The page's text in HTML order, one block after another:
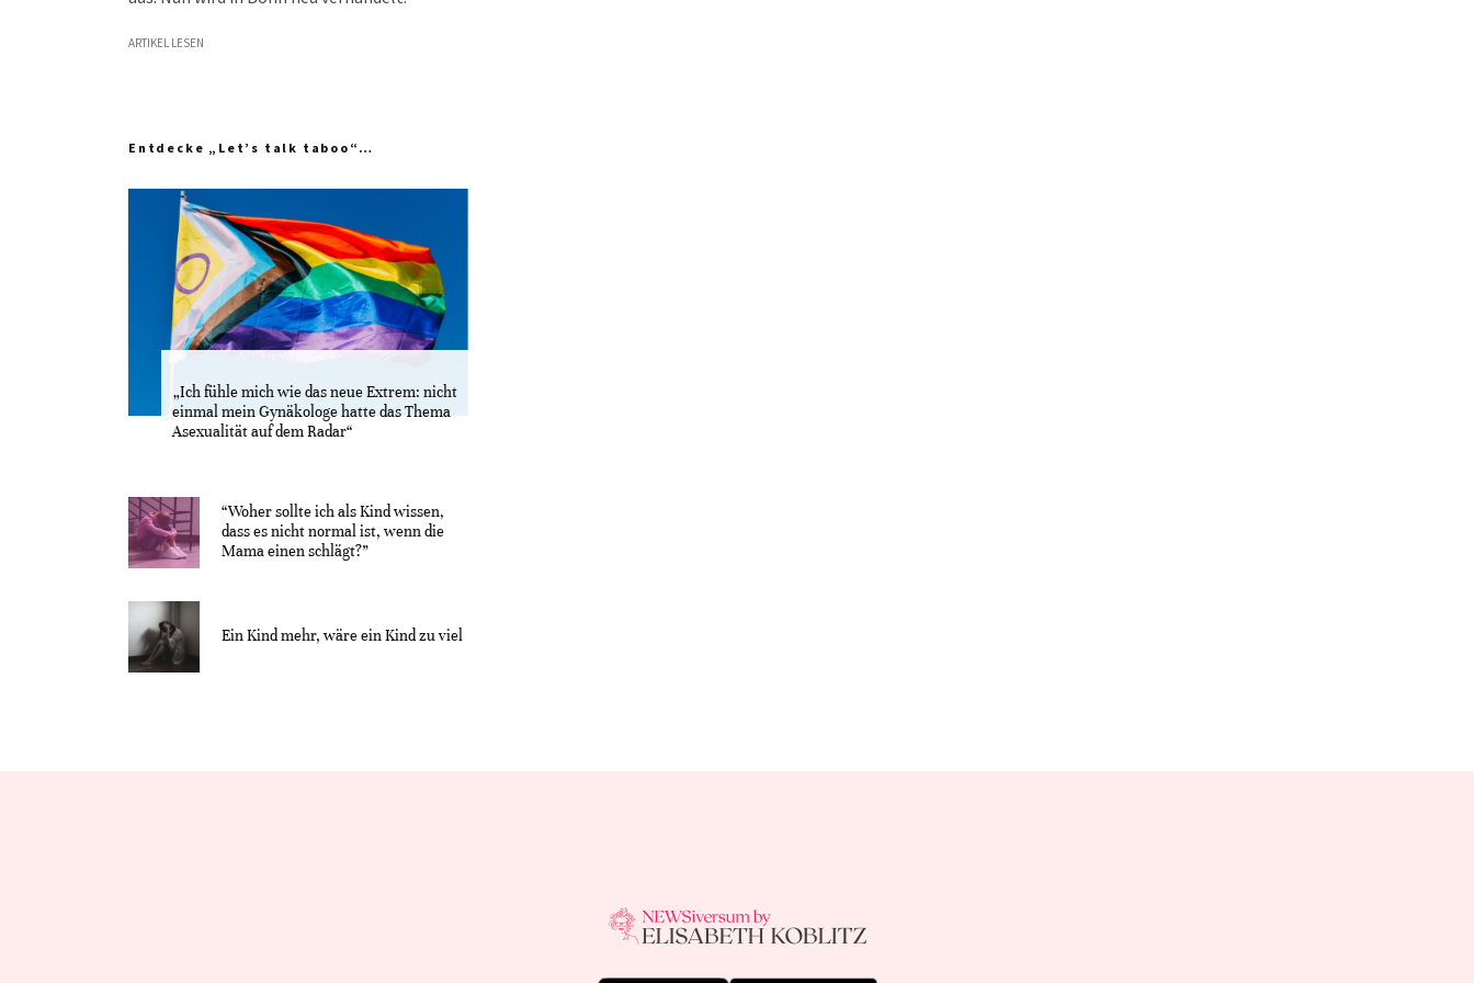
ARTIKEL LESEN
Entdecke „Let’s talk taboo“…
„Ich fühle mich wie das neue Extrem: nicht
einmal mein Gynäkologe hatte das Thema
Asexualität auf dem Radar“
“Woher sollte ich als Kind wissen,
dass es nicht normal ist, wenn die
Mama einen schlägt?”
Ein Kind mehr, wäre ein Kind zu viel